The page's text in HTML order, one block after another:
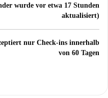
wurde vor etwa 17 Stunden
aktualisiert)
nur Check-ins innerhalb
von 60 Tagen